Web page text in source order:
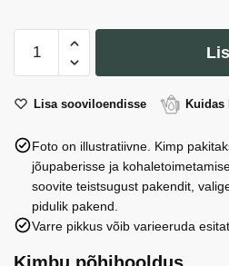
(10
kogus
Lisa sooviloendisse
Foto on illustratiivne. Kimp
jõupaberisse ja
soovite teistsugust pakendit,
pidulik pakend.
Varre pikkus võib varieeruda